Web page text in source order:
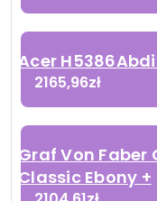
Acer H5386Abdi
2165,96zł
Graf Von Faber
Classic Ebony +